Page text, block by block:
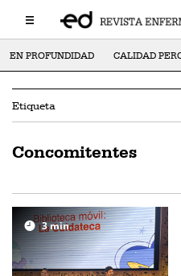
EN PROFUNDIDAD CALIDAD
Etiqueta
Concomitentes
3min